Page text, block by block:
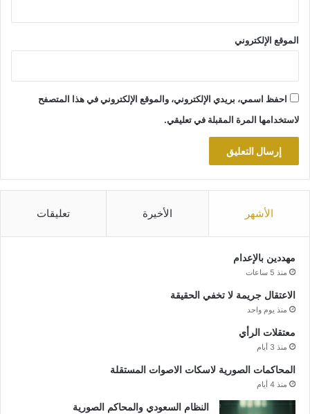
الموقع الإلكتروني
احفظ اسمي، بريدي الإلكتروني، والموقع الإلكتروني في هذا المتصفح
لاستخدامها المرة المقبلة في تعليقي.
الأشهر الأخيرة تعليقات
مهددين بالإعدام
منذ 5 ساعات
الاعتقال جريمة لا تخفي الحقيقة
منذ يوم واحد
معتقلات الرأي
منذ 3 أيام
المحاكمات الصورية لاسكات الاصوات المستقلة
منذ 4 أيام
النظام السعودي والمحاكم الصورية